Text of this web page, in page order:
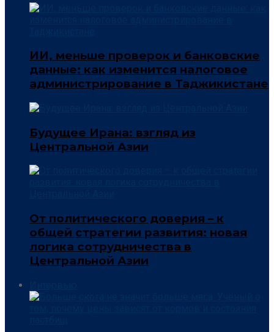
ИИ, меньше проверок и банковские
данные: как изменится налоговое
администрирование в Таджикистане
Будущее Ирана: взгляд из
Центральной Азии
От политического доверия – к
общей стратегии развития: новая
логика сотрудничества в
Центральной Азии